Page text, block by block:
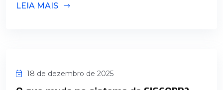
LEIA MAIS
18 de dezembro de 2025